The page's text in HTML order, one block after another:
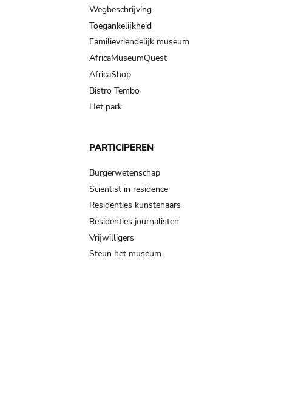
Wegbeschrijving
Toegankelijkheid
Familievriendelijk museum
AfricaMuseumQuest
AfricaShop
Bistro Tembo
Het park
PARTICIPEREN
Burgerwetenschap
Scientist in residence
Residenties kunstenaars
Residenties journalisten
Vrijwilligers
Steun het museum